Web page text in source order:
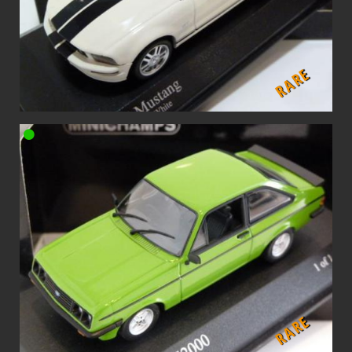
RARE
RARE